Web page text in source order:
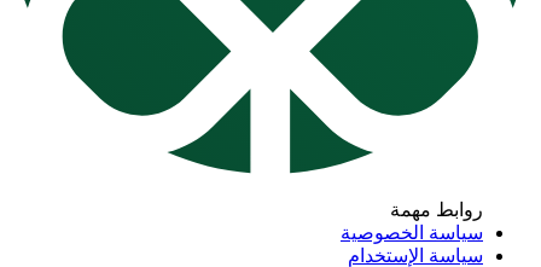
روابط مهمة
سياسة الخصوصية
سياسة الإستخدام